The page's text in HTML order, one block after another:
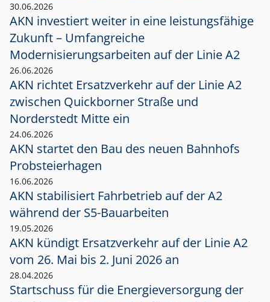
30.06.2026
AKN investiert weiter in eine leistungsfähige
Zukunft – Umfangreiche
Modernisierungsarbeiten auf der Linie A2
26.06.2026
AKN richtet Ersatzverkehr auf der Linie A2
zwischen Quickborner Straße und
Norderstedt Mitte ein
24.06.2026
AKN startet den Bau des neuen Bahnhofs
Probsteierhagen
16.06.2026
AKN stabilisiert Fahrbetrieb auf der A2
während der S5-Bauarbeiten
19.05.2026
AKN kündigt Ersatzverkehr auf der Linie A2
vom 26. Mai bis 2. Juni 2026 an
28.04.2026
Startschuss für die Energieversorgung der